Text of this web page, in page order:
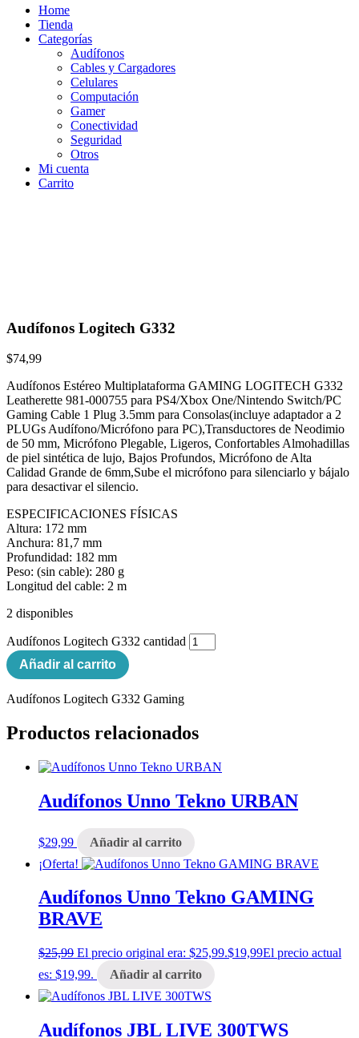
Home
Tienda
Categorías
Audífonos
Cables y Cargadores
Celulares
Computación
Gamer
Conectividad
Seguridad
Otros
Mi cuenta
Carrito
Audífonos Logitech G332
$74,99
Audífonos Estéreo Multiplataforma GAMING LOGITECH G332
Leatherette 981-000755 para PS4/Xbox One/Nintendo Switch/PC
Gaming Cable 1 Plug 3.5mm para Consolas(incluye adaptador a 2
PLUGs Audífono/Micrófono para PC),Transductores de Neodimio
de 50 mm, Micrófono Plegable, Ligeros, Confortables Almohadillas
de piel sintética de lujo, Bajos Profundos, Micrófono de Alta
Calidad Grande de 6mm,Sube el micrófono para silenciarlo y bájalo
para desactivar el silencio.
ESPECIFICACIONES FÍSICAS
Altura: 172 mm
Anchura: 81,7 mm
Profundidad: 182 mm
Peso: (sin cable): 280 g
Longitud del cable: 2 m
2 disponibles
Audífonos Logitech G332 cantidad
Añadir al carrito
Audífonos Logitech G332 Gaming
Productos relacionados
Audífonos Unno Tekno URBAN
$29,99
Añadir al carrito
¡Oferta!
Audífonos Unno Tekno GAMING
BRAVE
$25,99 El precio original era: $25,99.$19,99El precio actual
es: $19,99.
Añadir al carrito
Audífonos JBL LIVE 300TWS